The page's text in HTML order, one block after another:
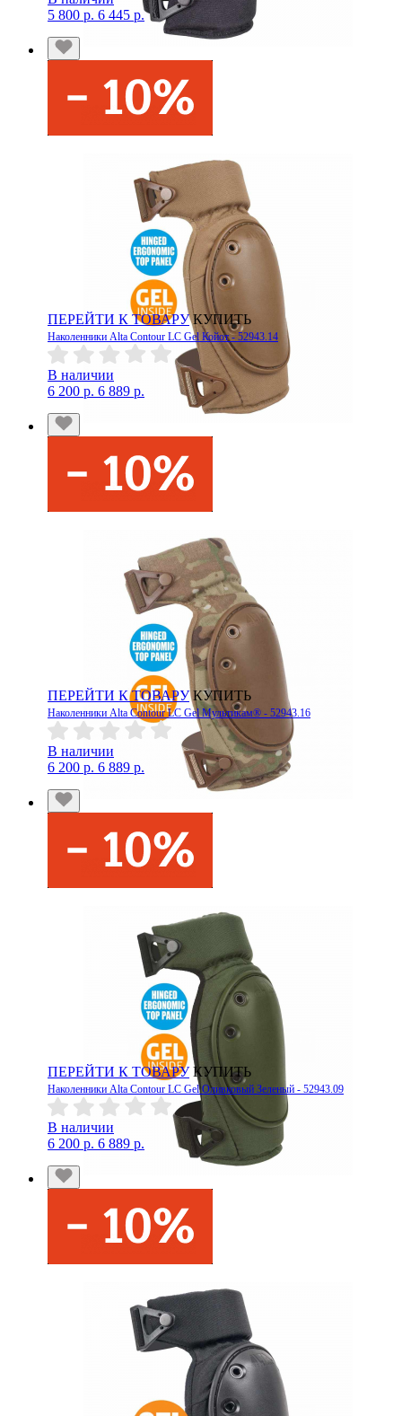
5 800 р. 6 445 р.
ПЕРЕЙТИ К ТОВАРУ КУПИТЬ
Наколенники Alta Contour LC Gel Койот - 52943.14
В наличии
6 200 р. 6 889 р.
ПЕРЕЙТИ К ТОВАРУ КУПИТЬ
Наколенники Alta Contour LC Gel Мультикам® - 52943.16
В наличии
6 200 р. 6 889 р.
ПЕРЕЙТИ К ТОВАРУ КУПИТЬ
Наколенники Alta Contour LC Gel Оливковый Зеленый - 52943.09
В наличии
6 200 р. 6 889 р.